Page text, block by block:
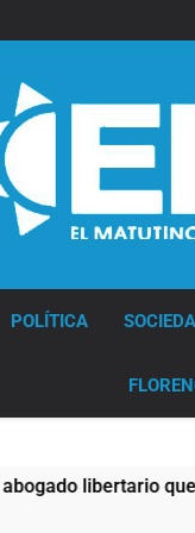
POLÍTICA
libertario que